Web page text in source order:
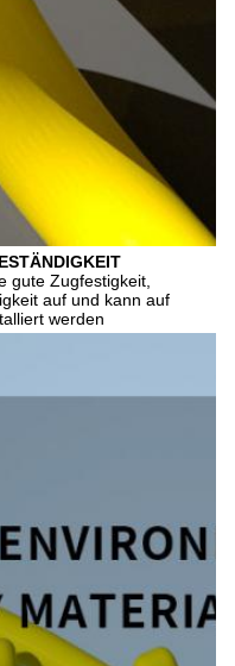
gute Zugfestigkeit,
auf und kann auf
werden